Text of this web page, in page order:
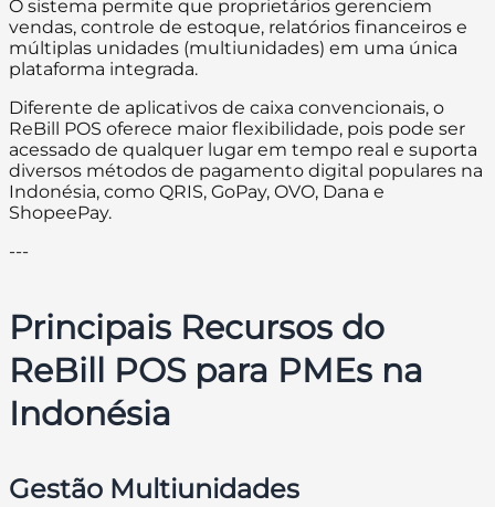
O sistema permite que proprietários gerenciem
vendas, controle de estoque, relatórios financeiros e
múltiplas unidades (multiunidades) em uma única
plataforma integrada.
Diferente de aplicativos de caixa convencionais, o
ReBill POS oferece maior flexibilidade, pois pode ser
acessado de qualquer lugar em tempo real e suporta
diversos métodos de pagamento digital populares na
Indonésia, como QRIS, GoPay, OVO, Dana e
ShopeePay.
---
Principais Recursos do
ReBill POS para PMEs na
Indonésia
Gestão Multiunidades